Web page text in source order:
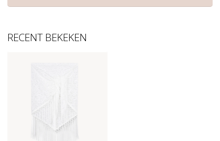
RECENT BEKEKEN